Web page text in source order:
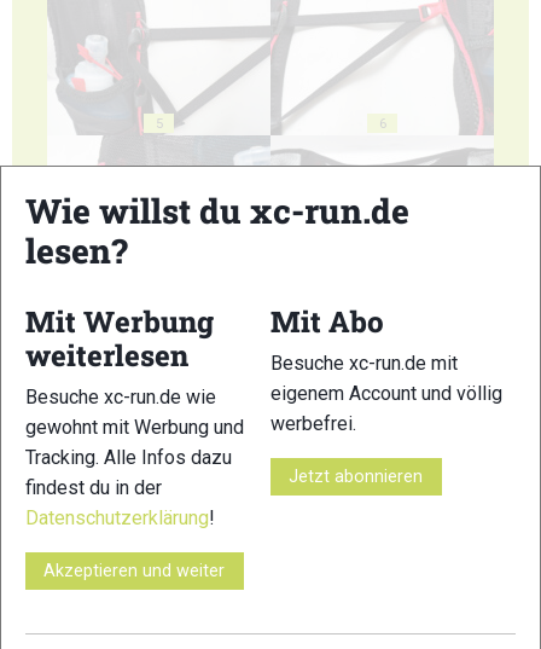
5 6
10
© Bilder 1 - 10: Felgenhauer;
VERWANDTE ARTIKEL
Wie willst du xc-run.de
lesen?
Mit Werbung
weiterlesen
Besuche xc-run.de wie
gewohnt mit Werbung und
Tracking. Alle Infos dazu
findest du in der
Datenschutzerklärung!
Akzeptieren und weiter
Mit Abo
Besuche xc-run.de mit
eigenem Account und völlig
werbefrei.
Jetzt abonnieren